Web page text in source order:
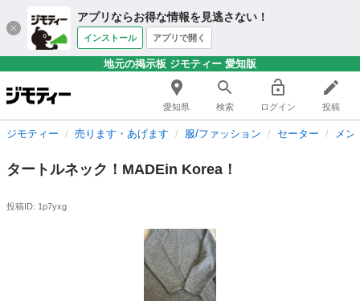
アプリならお得な情報を見逃さない！
インストール アプリで開く
地元の掲示板 ジモティー 愛知版
愛知県 検索 ログイン 投稿
ジモティー 売ります・あげます 服/ファッション セーター メン
タートルネック！MADEin Korea！
投稿ID: 1p7yxg